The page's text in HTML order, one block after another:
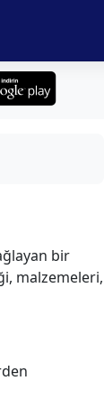
bir
malzemeleri,